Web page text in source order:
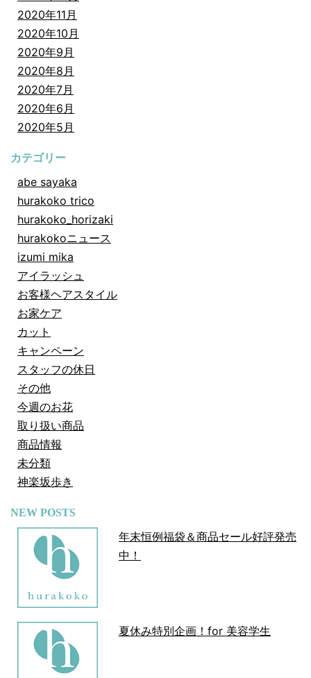
2020年11月
2020年10月
2020年9月
2020年8月
2020年7月
2020年6月
2020年5月
カテゴリー
abe sayaka
hurakoko trico
hurakoko_horizaki
hurakokoニュース
izumi mika
アイラッシュ
お客様ヘアスタイル
お家ケア
カット
キャンペーン
スタッフの休日
その他
今週のお花
取り扱い商品
商品情報
未分類
神楽坂歩き
NEW POSTS
年末恒例福袋＆商品セール好評発売
中！
夏休み特別企画！for 美容学生